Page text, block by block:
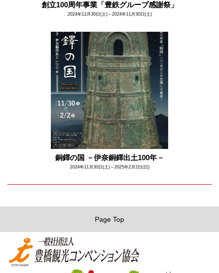
創立100周年事業「豊鉄グループ感謝祭」
2024年11月30日(土)～2024年11月30日(土)
銅鐸の国 －伊奈銅鐸出土100年－
2024年11月30日(土)～2025年2月2日(日)
Page Top